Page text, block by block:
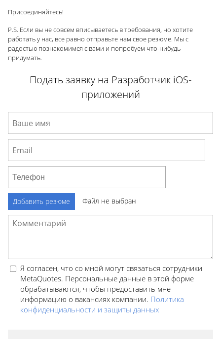
Присоединяйтесь!
P.S. Если вы не совсем вписываетесь в требования, но хотите
работать у нас, все равно отправьте нам свое резюме. Мы с
радостью познакомимся с вами и попробуем что-нибудь
придумать.
Подать заявку на Разработчик iOS-
приложений
Добавить резюме Файл не выбран
Я согласен, что со мной могут связаться сотрудники
MetaQuotes. Персональные данные в этой форме
обрабатываются, чтобы предоставить мне
информацию о вакансиях компании. Политика
конфиденциальности и защиты данных